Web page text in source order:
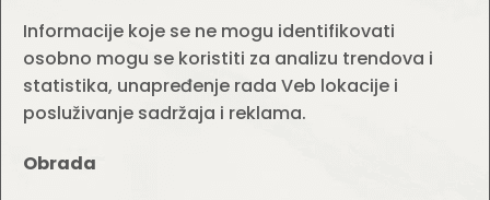
Informacije koje se ne mogu identifikovati
osobno mogu se koristiti za analizu trendova i
statistika, unapređenje rada Veb lokacije i
posluživanje sadržaja i reklama.
Obrada